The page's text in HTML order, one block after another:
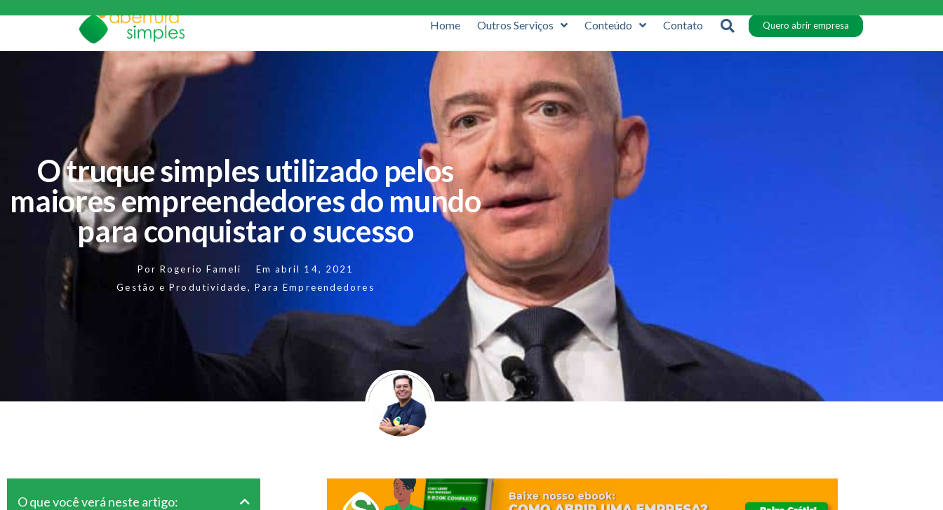
Home Outros Serviços Conteúdo Contato Quero abrir empresa
O truque simples utilizado pelos
maiores empreendedores do mundo
para conquistar o sucesso
Por Rogerio Fameli Em abril 14, 2021
Gestão e Produtividade, Para Empreendedores
O que você verá neste artigo: